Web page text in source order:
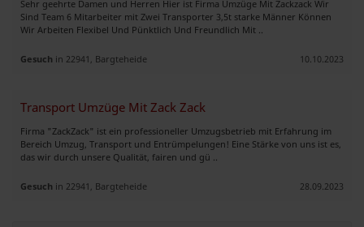
Sehr geehrte Damen und Herren Hier ist Firma Umzüge Mit Zackzack Wir
Sind Team 6 Mitarbeiter mit Zwei Transporter 3,5t starke Männer Können
Wir Arbeiten Flexibel Und Pünktlich Und Freundlich Mit ..
Gesuch in 22941, Bargteheide 10.10.2023
Transport Umzüge Mit Zack Zack
Firma "ZackZack" ist ein professioneller Umzugsbetrieb mit Erfahrung im
Bereich Umzug, Transport und Entrümpelungen! Eine Stärke von uns ist es,
das wir durch unsere Qualität, fairen und gü ..
Gesuch in 22941, Bargteheide 28.09.2023